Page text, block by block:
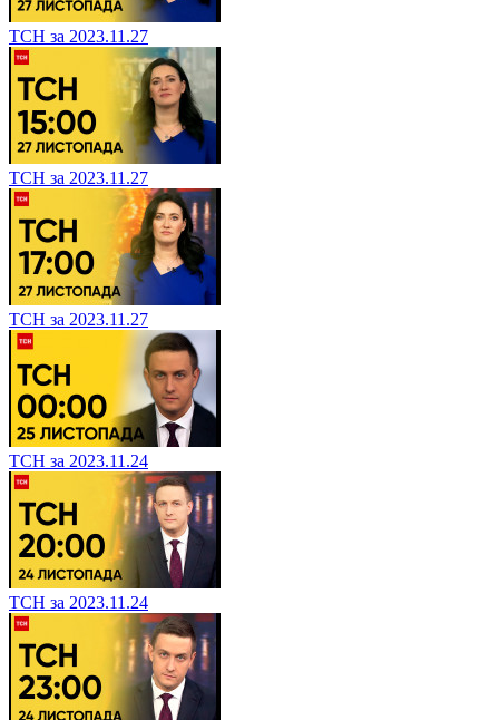
ТСН за 2023.11.27
ТСН за 2023.11.27
ТСН за 2023.11.27
ТСН за 2023.11.24
ТСН за 2023.11.24